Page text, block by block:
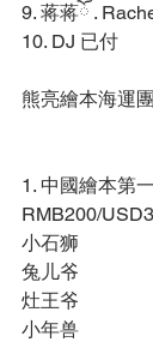
9. 蒋蒋ོ .
10. DJ 已付
熊亮繪本海運
1. 中國繪本第
RMB200/
小石狮
兔儿爷
灶王爷
小年兽